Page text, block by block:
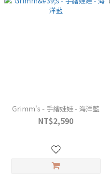
Grimm's - 手繪娃娃 - 海洋藍
NT$2,590